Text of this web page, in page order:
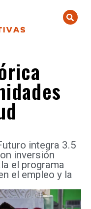
integra 3.5
inversión
el programa
el empleo y la